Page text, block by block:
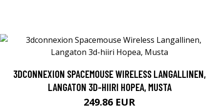
3DCONNEXION SPACEMOUSE WIRELESS LANGALLINEN,
LANGATON 3D-HIIRI HOPEA, MUSTA
249.86 EUR